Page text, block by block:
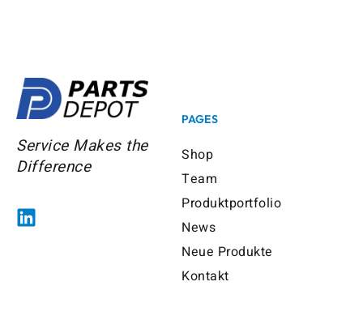
Service Makes the
Difference
PAGES
Shop
Team
Produktportfolio
News
Neue Produkte
Kontakt